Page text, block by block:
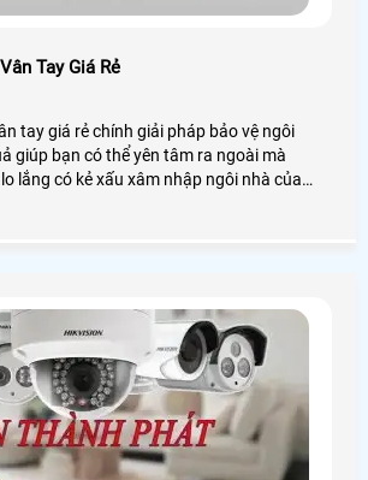
Tay Giá Rẻ
tay giá rẻ chính giải pháp bảo vệ ngôi
giúp bạn có thể yên tâm ra ngoài mà
lắng có kẻ xấu xâm nhập ngôi nhà của